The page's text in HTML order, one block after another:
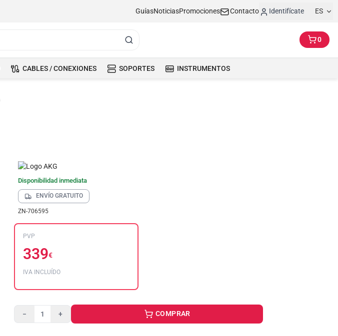
GuíasNoticiasPromociones Contacto Identifícate ES
0
CABLES / CONEXIONES SOPORTES INSTRUMENTOS
Disponibilidad inmediata
ENVÍO GRATUITO
ZN-706595
PVP
339€
IVA INCLUÍDO
− + COMPRAR